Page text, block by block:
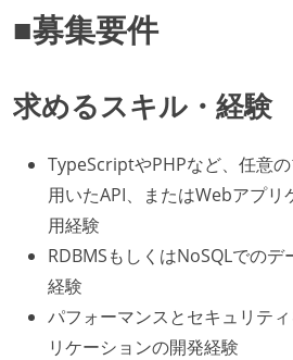
■募集要件
求めるスキル・経験
TypeScriptやPHPなど、任意
用いたAPI、またはWebアプリ
用経験
RDBMSもしくはNoSQLでの
経験
パフォーマンスとセキュリテ
リケーションの開発経験